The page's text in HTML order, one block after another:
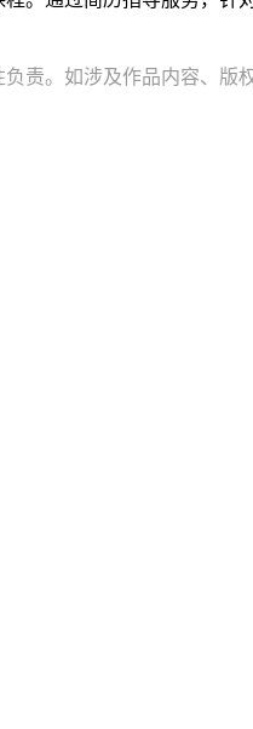
责。如涉及作品内容、